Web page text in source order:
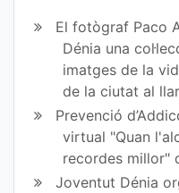
ir
en
Fa
ce
bo
ok
ir
en
Tw
itt
er
El fotògraf Paco
Dénia una
imatges de la
de la ciutat al
Prevenció
virtual "Quan
recordes millor"
Joventut Dénia